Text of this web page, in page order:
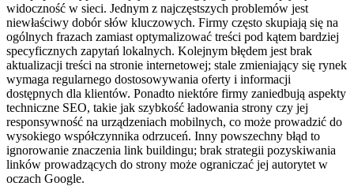
widoczność w sieci. Jednym z najczęstszych problemów jest
niewłaściwy dobór słów kluczowych. Firmy często skupiają się na
ogólnych frazach zamiast optymalizować treści pod kątem bardziej
specyficznych zapytań lokalnych. Kolejnym błędem jest brak
aktualizacji treści na stronie internetowej; stale zmieniający się rynek
wymaga regularnego dostosowywania oferty i informacji
dostępnych dla klientów. Ponadto niektóre firmy zaniedbują aspekty
techniczne SEO, takie jak szybkość ładowania strony czy jej
responsywność na urządzeniach mobilnych, co może prowadzić do
wysokiego współczynnika odrzuceń. Inny powszechny błąd to
ignorowanie znaczenia link buildingu; brak strategii pozyskiwania
linków prowadzących do strony może ograniczać jej autorytet w
oczach Google.